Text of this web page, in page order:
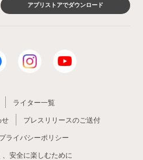
アプリストアでダウンロード
ライター一覧
せ
プレスリリースのご送付
プライバシーポリシー
安全に楽しむために